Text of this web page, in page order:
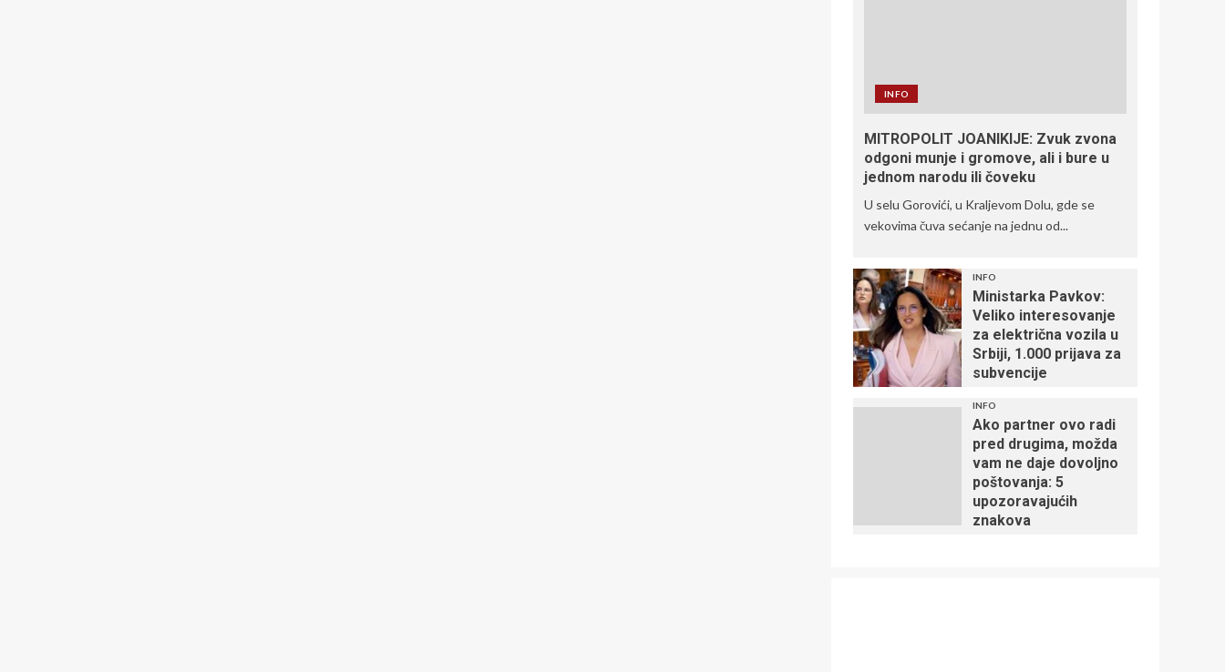
INFO
MITROPOLIT JOANIKIJE: Zvuk zvona
odgoni munje i gromove, ali i bure u
jednom narodu ili čoveku
U selu Gorovići, u Kraljevom Dolu, gde se
vekovima čuva sećanje na jednu od...
INFO
Ministarka Pavkov:
Veliko interesovanje
za električna vozila u
Srbiji, 1.000 prijava za
subvencije
INFO
Ako partner ovo radi
pred drugima, možda
vam ne daje dovoljno
poštovanja: 5
upozoravajućih
znakova